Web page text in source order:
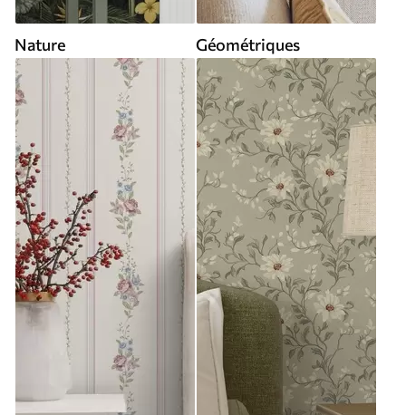
Nature Géométriques